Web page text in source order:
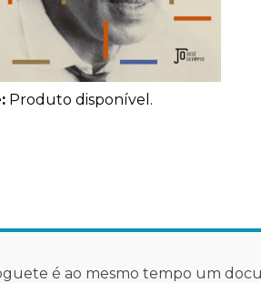
Produto disponível.
é ao mesmo tempo um